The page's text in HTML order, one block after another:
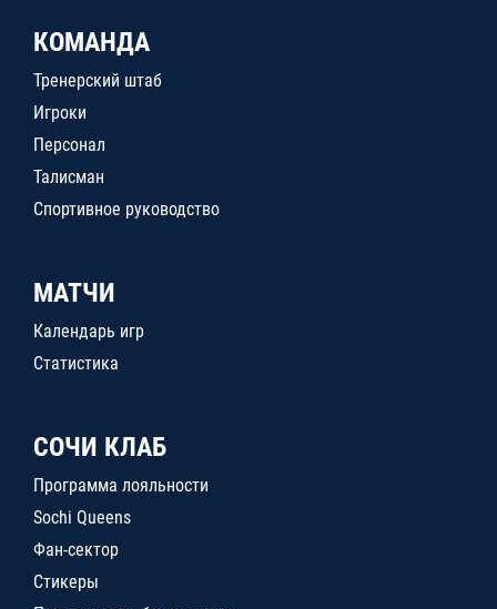
КОМАНДА
Тренерский штаб
Игроки
Персонал
Талисман
Спортивное руководство
МАТЧИ
Календарь игр
Статистика
СОЧИ КЛАБ
Программа лояльности
Sochi Queens
Фан-сектор
Стикеры